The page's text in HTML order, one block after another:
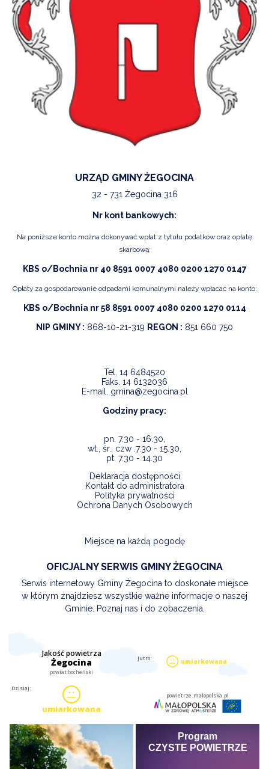
URZĄD GMINY ŻEGOCINA
32 - 731 Żegocina 316
Nr kont bankowych:
Na poniższe konto można dokonywać wpłat z tytułu podatków oraz opłatę
skarbową:
KBS o/Bochnia nr 40 8591 0007 4080 0200 1270 0147
Opłaty za gospodarowanie odpadami komunalnymi należy wpłacać na konto:
KBS o/Bochnia nr 58 8591 0007 4080 0200 1270 0114
NIP GMINY : 868-10-21-319 REGON : 851 660 750
Tel. 14 6484520
Faks. 14 6132036
E-mail. gmina@zegocina.pl
Godziny pracy:
pn. 7.30 - 16.30,
wt., śr., czw .7.30 - 15.30,
pt. 7.30 - 14.30
Deklaracja dostępności
Kontakt do administratora
Polityka prywatności
Ochrona Danych Osobowych
Miejsce na każdą pogodę
OFICJALNY SERWIS GMINY ŻEGOCINA
Serwis internetowy Gminy Żegocina to doskonałe miejsce
w którym znajdziesz wszystkie ważne informacje o naszej
Gminie. Poznaj nas i do zobaczenia.